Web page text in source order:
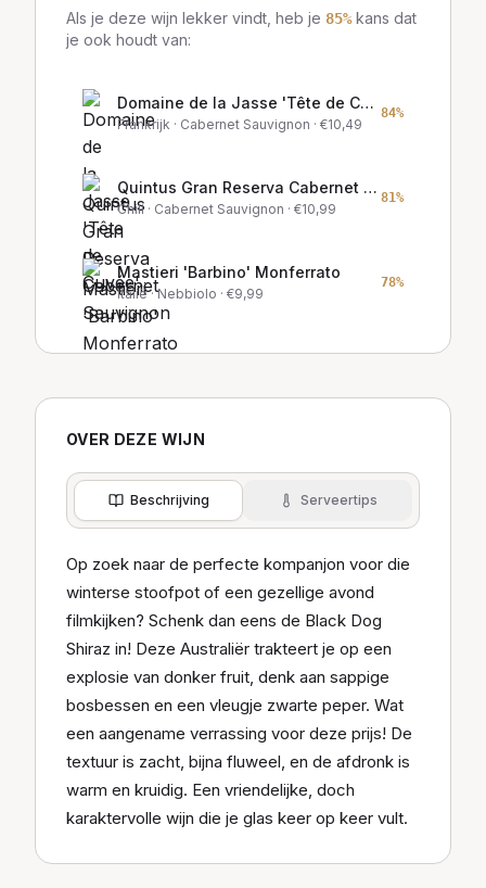
Als je deze wijn lekker vindt, heb je 85%kans dat
je ook houdt van:
Domaine de la Jasse 'Tête de Cuvée'
Frankrijk · Cabernet Sauvignon · €10,49
84%
Quintus Gran Reserva Cabernet Sauvignon
Chili · Cabernet Sauvignon · €10,99
81%
Mastieri 'Barbino' Monferrato
Italië· Nebbiolo · €9,99
78%
OVER DEZE WIJN
Beschrijving Serveertips
Op zoek naar de perfecte kompanjon voor die
winterse stoofpot of een gezellige avond
filmkijken? Schenk dan eens de Black Dog
Shiraz in! Deze Australiër trakteert je op een
explosie van donker fruit, denk aan sappige
bosbessen en een vleugje zwarte peper. Wat
een aangename verrassing voor deze prijs! De
textuur is zacht, bijna fluweel, en de afdronk is
warm en kruidig. Een vriendelijke, doch
karaktervolle wijn die je glas keer op keer vult.